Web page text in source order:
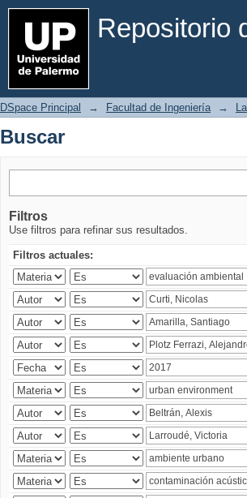
Repositorio
Buscar
DSpace Principal → Facultad de Ingeniería →
Buscar
Filtros
Use filtros para refinar sus resultados.
Filtros actuales: